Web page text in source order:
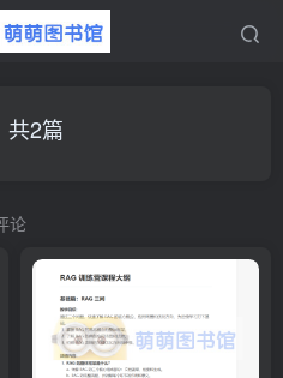
共2篇
论